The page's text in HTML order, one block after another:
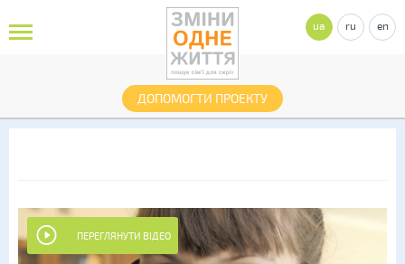
ДОПОМОГТИ ПРОЕКТУ
ua ru en
ПЕРЕГЛЯНУТИ ВІДЕО